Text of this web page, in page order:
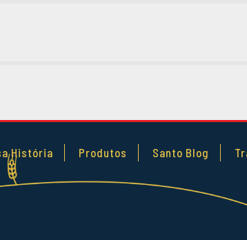
História Produtos Santo Blog